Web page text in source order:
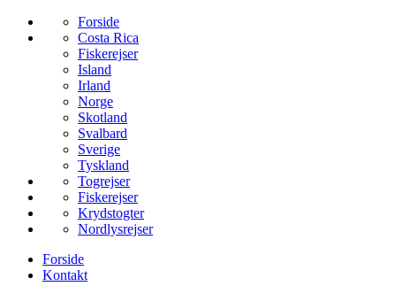
Forside
Costa Rica
Fiskerejser
Island
Irland
Norge
Skotland
Svalbard
Sverige
Tyskland
Togrejser
Fiskerejser
Krydstogter
Nordlysrejser
Forside
Kontakt